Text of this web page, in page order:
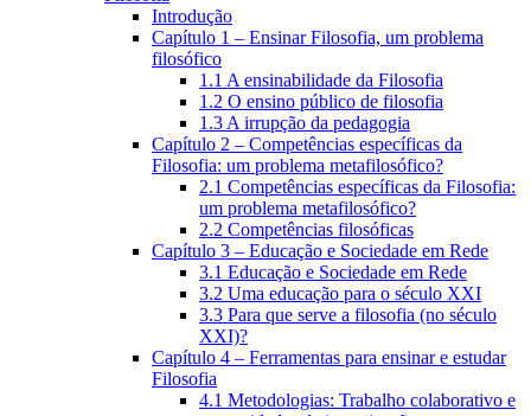
Introdução
Capítulo 1 – Ensinar Filosofia, um problema
filosófico
1.1 A ensinabilidade da Filosofia
1.2 O ensino público de filosofia
1.3 A irrupção da pedagogia
Capítulo 2 – Competências específicas da
Filosofia: um problema metafilosófico?
2.1 Competências específicas da Filosofia:
um problema metafilosófico?
2.2 Competências filosóficas
Capítulo 3 – Educação e Sociedade em Rede
3.1 Educação e Sociedade em Rede
3.2 Uma educação para o século XXI
3.3 Para que serve a filosofia (no século
XXI)?
Capítulo 4 – Ferramentas para ensinar e estudar
Filosofia
4.1 Metodologias: Trabalho colaborativo e